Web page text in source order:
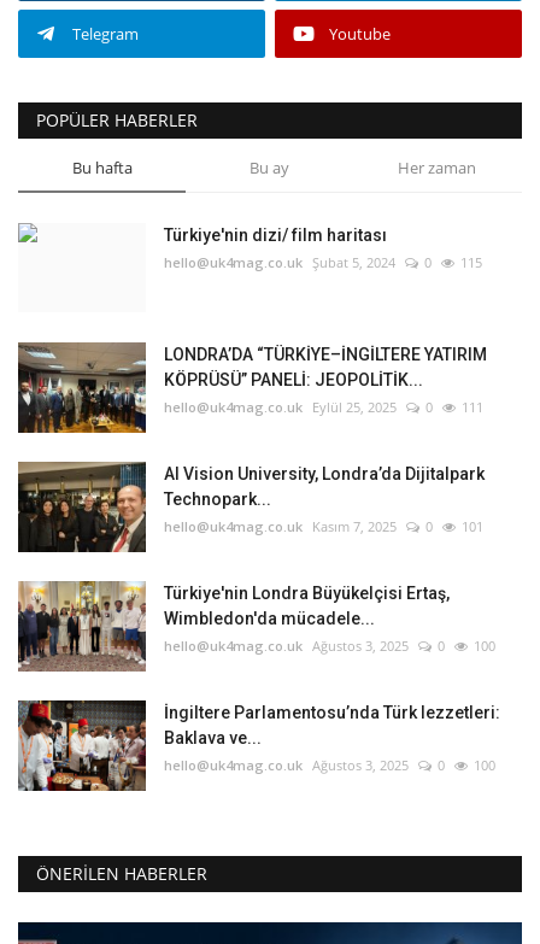
Telegram Youtube
POPÜLER HABERLER
Bu hafta Bu ay Her zaman
Türkiye'nin dizi/ film haritası
hello@uk4mag.co.uk Şubat 5, 2024 0 115
LONDRA’DA “TÜRKİYE–İNGİLTERE YATIRIM
KÖPRÜSÜ” PANELİ: JEOPOLİTİK...
hello@uk4mag.co.uk Eylül 25, 2025 0 111
AI Vision University, Londra’da Dijitalpark
Technopark...
hello@uk4mag.co.uk Kasım 7, 2025 0 101
Türkiye'nin Londra Büyükelçisi Ertaş,
Wimbledon'da mücadele...
hello@uk4mag.co.uk Ağustos 3, 2025 0 100
İngiltere Parlamentosu’nda Türk lezzetleri:
Baklava ve...
hello@uk4mag.co.uk Ağustos 3, 2025 0 100
ÖNERILEN HABERLER